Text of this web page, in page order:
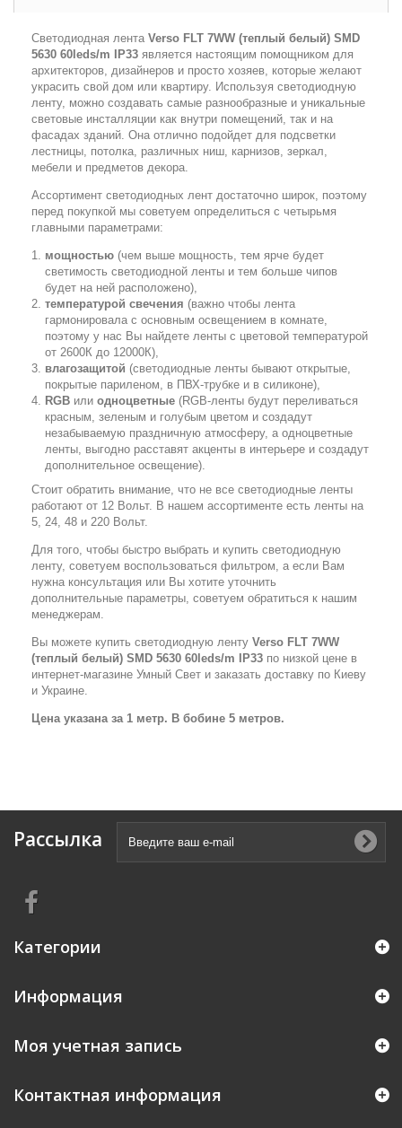
Светодиодная лента Verso FLT 7WW (теплый белый) SMD
5630 60leds/m IP33 является настоящим помощником для
архитекторов, дизайнеров и просто хозяев, которые желают
украсить свой дом или квартиру. Используя светодиодную
ленту, можно создавать самые разнообразные и уникальные
световые инсталляции как внутри помещений, так и на
фасадах зданий. Она отлично подойдет для подсветки
лестницы, потолка, различных ниш, карнизов, зеркал,
мебели и предметов декора.
Ассортимент светодиодных лент достаточно широк, поэтому
перед покупкой мы советуем определиться с четырьмя
главными параметрами:
мощностью (чем выше мощность, тем ярче будет
светимость светодиодной ленты и тем больше чипов
будет на ней расположено),
температурой свечения (важно чтобы лента
гармонировала с основным освещением в комнате,
поэтому у нас Вы найдете ленты с цветовой температурой
от 2600К до 12000К),
влагозащитой (светодиодные ленты бывают открытые,
покрытые париленом, в ПВХ-трубке и в силиконе),
RGB или одноцветные (RGB-ленты будут переливаться
красным, зеленым и голубым цветом и создадут
незабываемую праздничную атмосферу, а одноцветные
ленты, выгодно расставят акценты в интерьере и создадут
дополнительное освещение).
Стоит обратить внимание, что не все светодиодные ленты
работают от 12 Вольт. В нашем ассортименте есть ленты на
5, 24, 48 и 220 Вольт.
Для того, чтобы быстро выбрать и купить светодиодную
ленту, советуем воспользоваться фильтром, а если Вам
нужна консультация или Вы хотите уточнить
дополнительные параметры, советуем обратиться к нашим
менеджерам.
Вы можете купить светодиодную ленту Verso FLT 7WW
(теплый белый) SMD 5630 60leds/m IP33 по низкой цене в
интернет-магазине Умный Свет и заказать доставку по Киеву
и Украине.
Цена указана за 1 метр. В бобине 5 метров.
Рассылка
Категории
Информация
Моя учетная запись
Контактная информация